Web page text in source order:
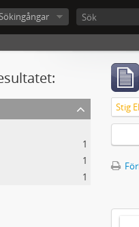
1
1
1
Stig